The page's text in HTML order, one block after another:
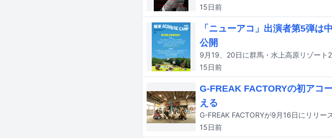
15日前
「ニューアコ」出演者第5弾
公開
15日前
G-FREAK FACTORYの初アコ
える
15日前